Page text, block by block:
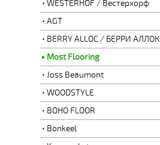
WESTERHOF / Вестерхорф
AGT
BERRY ALLOC / БЕРРИ АЛЛОК
Most Flooring
Joss Beaumont
WOODSTYLE
BOHO FLOOR
Bonkeel